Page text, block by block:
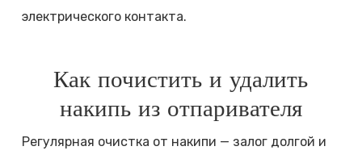
электрического контакта.
Как почистить и удалить
накипь из отпаривателя
Регулярная очистка от накипи — залог долгой и